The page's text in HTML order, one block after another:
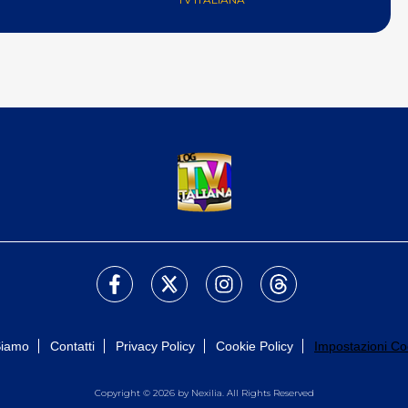
Contatti Privacy Policy Cookie Policy Impostazioni
Copyright © 2026 by Nexilia. All Rights Reserved